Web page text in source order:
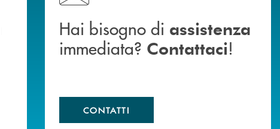
Hai bisogno di assistenza
immediata? Contattaci!
CONTATTI